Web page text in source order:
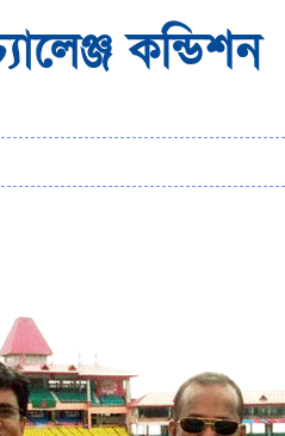
কন্ডিশন